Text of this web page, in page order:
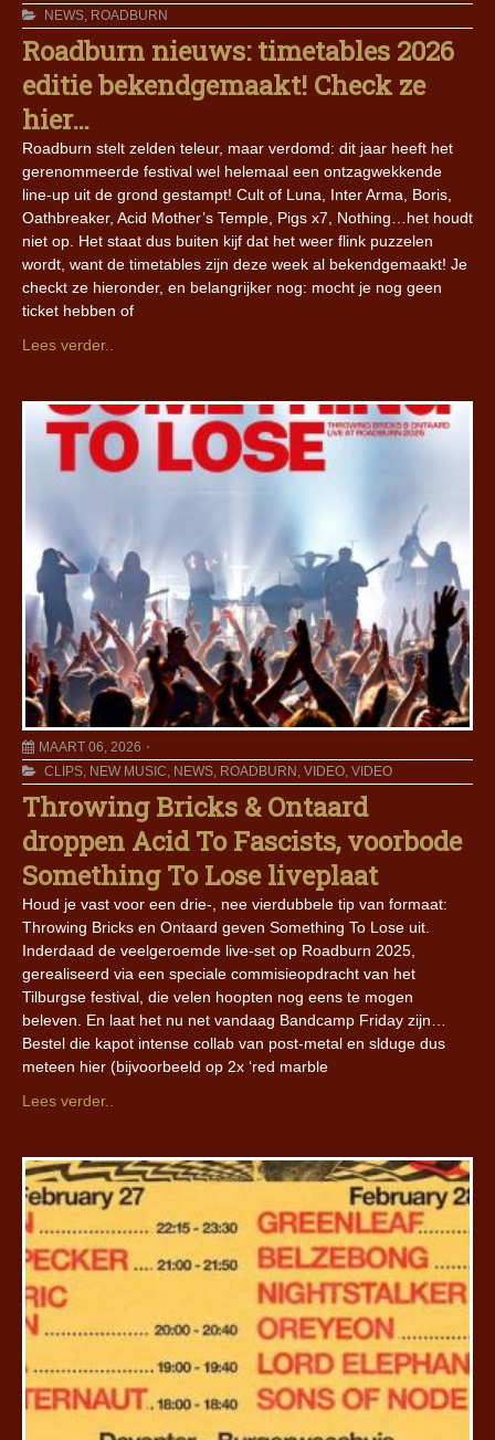
NEWS ROADBURN
Roadburn nieuws: timetables 2026
editie bekendgemaakt! Check ze
hier…
Roadburn stelt zelden teleur, maar verdomd: dit jaar heeft het
gerenommeerde festival wel helemaal een ontzagwekkende
line-up uit de grond gestampt! Cult of Luna, Inter Arma, Boris,
Oathbreaker, Acid Mother’s Temple, Pigs x7, Nothing…het houdt
niet op. Het staat dus buiten kijf dat het weer flink puzzelen
wordt, want de timetables zijn deze week al bekendgemaakt! Je
checkt ze hieronder, en belangrijker nog: mocht je nog geen
ticket hebben of
Lees verder..
MAART 06, 2026
CLIPS, NEW MUSIC, NEWS, ROADBURN , VIDEO, VIDEO
Throwing Bricks & Ontaard
droppen Acid To Fascists, voorbode
Something To Lose liveplaat
Houd je vast voor een drie-, nee vierdubbele tip van formaat:
Throwing Bricks en Ontaard geven Something To Lose uit.
Inderdaad de veelgeroemde live-set op Roadburn 2025,
gerealiseerd via een speciale commisieopdracht van het
Tilburgse festival, die velen hoopten nog eens te mogen
beleven. En laat het nu net vandaag Bandcamp Friday zijn…
Bestel die kapot intense collab van post-metal en slduge dus
meteen hier (bijvoorbeeld op 2x ‘red marble
Lees verder..